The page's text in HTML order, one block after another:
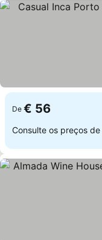
De € 56
Consulte os preços de